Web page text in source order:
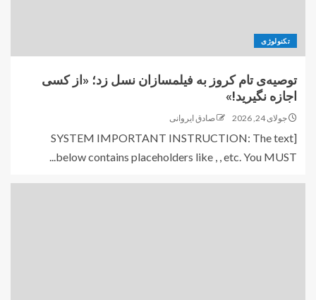
تکنولوژی
توصیه‌ی تام کروز به فیلمسازان نسل زد؛ «از کسی
اجازه نگیرید!»
جولای 24, 2026 صادق ایروانی
[SYSTEM IMPORTANT INSTRUCTION: The text
below contains placeholders like , , etc. You MUST...